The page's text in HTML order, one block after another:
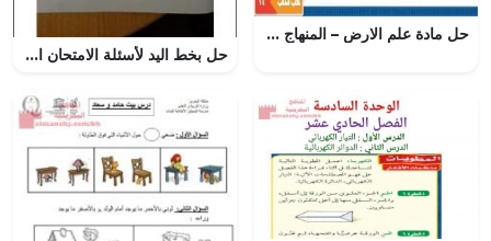
حل مادة علم الارض – المنهاج السعودي
حل بخط اليد لأسئلة الامتحان الرسمي الدور الأول (رياضيات) التاسع